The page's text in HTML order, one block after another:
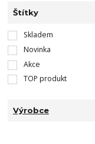
Štítky
Skladem
Novinka
Akce
TOP produkt
Výrobce